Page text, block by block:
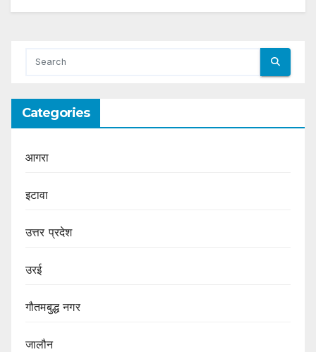
Categories
आगरा
इटावा
उत्तर प्रदेश
उरई
गौतमबुद्ध नगर
जालौन